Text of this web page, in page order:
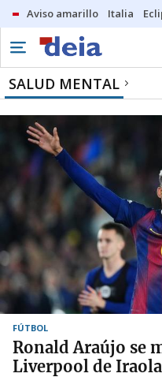
Aviso amarillo Italia
SALUD MENTAL
FÚTBOL
Ronald Araújo se
Liverpool de Iraola